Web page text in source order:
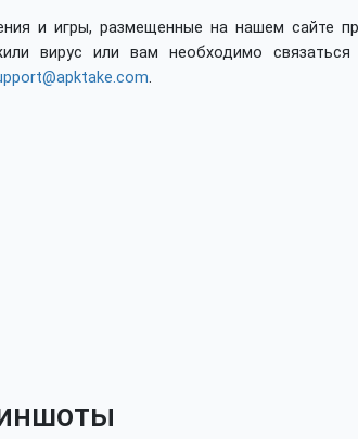
и игры, размещенные на нашем сайте
вирус или вам необходимо
.